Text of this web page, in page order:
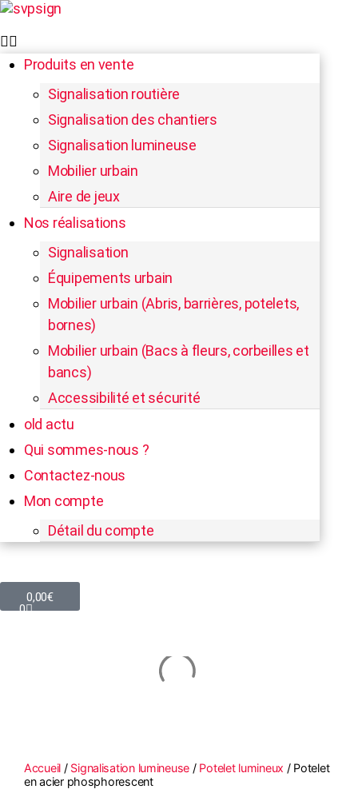
Produits en vente
Signalisation routière
Signalisation des chantiers
Signalisation lumineuse
Mobilier urbain
Aire de jeux
Nos réalisations
Signalisation
Équipements urbain
Mobilier urbain (Abris, barrières, potelets,
bornes)
Mobilier urbain (Bacs à fleurs, corbeilles et
bancs)
Accessibilité et sécurité
old actu
Qui sommes-nous ?
Contactez-nous
Mon compte
Détail du compte
Panier
0,00€
0
Accueil / Signalisation lumineuse / Potelet lumineux / Potelet
en acier phosphorescent